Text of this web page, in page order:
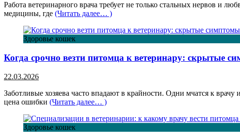
Работа ветеринарного врача требует не только стальных нервов и
медицины, где (Читать далее… )
Здоровье кошек
Когда срочно везти питомца к ветеринару: скрытые
22.03.2026
Заботливые хозяева часто впадают в крайности. Одни мчатся к
цена ошибки (Читать далее… )
Здоровье кошек